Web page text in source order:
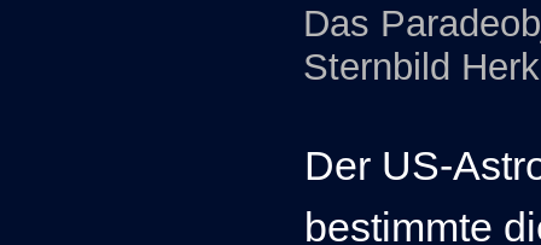
Das
Sternbild
Der US-
bestimmte